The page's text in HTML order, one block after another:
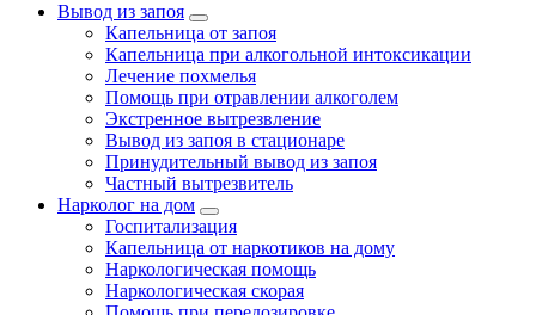
Вывод из запоя
Капельница от запоя
Капельница при алкогольной интоксикации
Лечение похмелья
Помощь при отравлении алкоголем
Экстренное вытрезвление
Вывод из запоя в стационаре
Принудительный вывод из запоя
Частный вытрезвитель
Нарколог на дом
Госпитализация
Капельница от наркотиков на дому
Наркологическая помощь
Наркологическая скорая